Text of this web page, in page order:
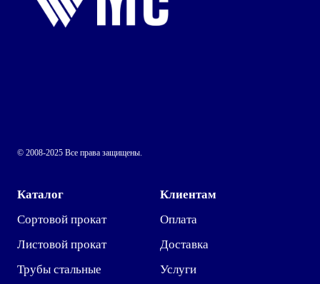
© 2008-2025 Все права защищены.
Каталог
Сортовой прокат
Листовой прокат
Трубы стальные
Клиентам
Оплата
Доставка
Услуги